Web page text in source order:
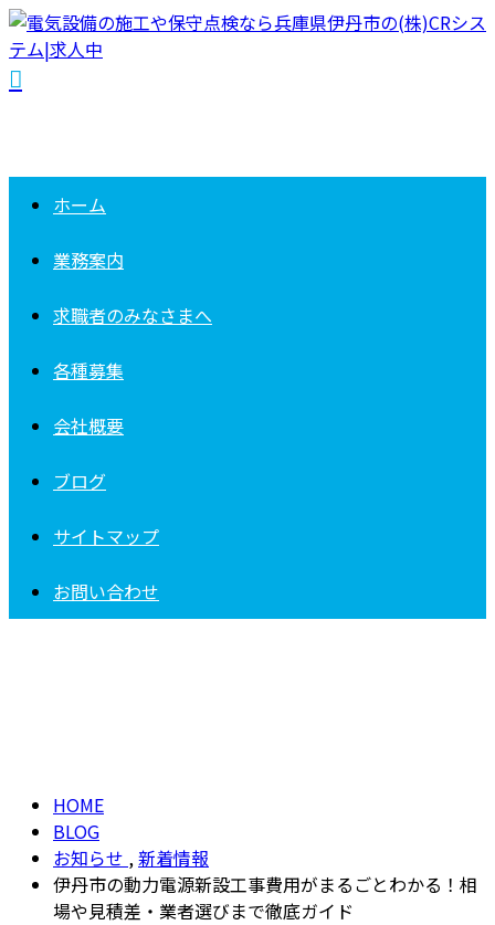
ホーム
業務案内
求職者のみなさまへ
各種募集
会社概要
ブログ
サイトマップ
お問い合わせ
HOME
BLOG
お知らせ ,新着情報
伊丹市の動力電源新設工事費用がまるごとわかる！相
場や見積差・業者選びまで徹底ガイド